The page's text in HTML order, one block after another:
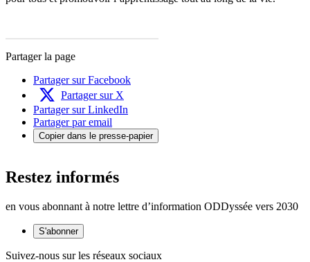
Partager la page
Partager sur Facebook
Partager sur X
Partager sur LinkedIn
Partager par email
Copier dans le presse-papier
Restez informés
en vous abonnant à notre lettre d’information ODDyssée vers 2030
S'abonner
Suivez-nous sur les réseaux sociaux